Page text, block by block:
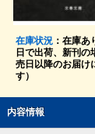
在庫状況：在庫あ
日で出荷、新刊の
売日以降のお届け
す）
内容情報